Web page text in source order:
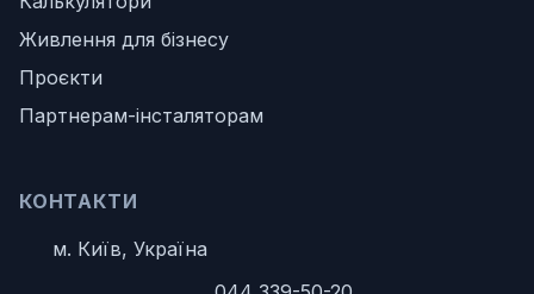
Живлення для бізнесу
Проєкти
Партнерам-інсталяторам
КОНТАКТИ
м. Київ, Україна